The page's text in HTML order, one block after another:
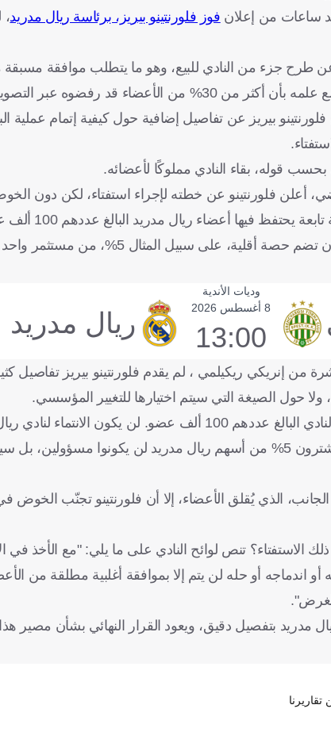
ساعات من إعلان فوز فلورنتينو بيريز، برئاسة ريال مدريد
عن طرح جزء من النادي للبيع، وهو ما يتطلب موافقة
رفضوه عبر التصويت لمنافسه أمس.
بيريز عن تفاصيل إضافية حول كيفية إتمام عملية
قوله، بقاء النادي مملوكًا لأعضائه.
أعلن فلورنتينو عن خطته لإجراء استفتاء، لكن دون
حينها: "سنبقى ناديًا
وعلى هذا الأساس، يمكن لهذه الشركة التابعة ببساطة أن
وديات الأندية
8 أغسطس 2026
13:00 ريال مدريد
من إنريكي ريكيلمي ، لم يقدم فلورنتينو بيريز تفاصيل
حول الصيغة التي سيتم اختيارها للتغيير المؤسسي.
وصرح بيريز مؤخرا: "سأمنح الملكية الاقتصادية لأعضاء النادي البالغ عددهم
بل سيعني أيضاً امتلاك النادي مدى الحياة. أولئك الذين يشترون 5% من أسهم ريال مدريد لن
الجانب، الذي يُقلق الأعضاء، إلا أن فلورنتينو تجنّب
الاستفتاء؟ تنص لوائح النادي على ما يلي: "مع الأخذ في
أو اندماجه أو حله لن يتم إلا بموافقة أغلبية مطلقة من
مدريد بتفصيل دقيق، ويعود القرار النهائي بشأن مصير